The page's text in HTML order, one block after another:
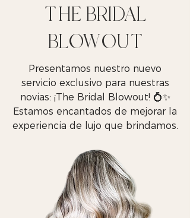
THE BRIDAL
BLOWOUT
Presentamos nuestro nuevo
servicio exclusivo para nuestras
novias: ¡The Bridal Blowout! 💍✨
Estamos encantados de mejorar la
experiencia de lujo que brindamos.